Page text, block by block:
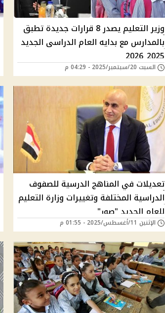
وزير التعليم يصدر 8 قرارات جديدة تطبق
بالمدارس مع بدايه العام الدراسى الجديد
2025_2026
السبت 20/سبتمبر/2025 - 04:29 م
تعديلات في المناهج الدرسية للصفوف
الدراسية المختلفة وتغييرات وزارة التعليم
للعام الجديد "صور"
الإثنين 11/أغسطس/2025 - 01:55 م